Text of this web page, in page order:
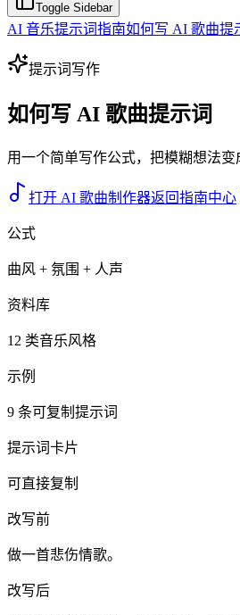
Toggle Sidebar
AI 音乐提示词指南如何写 AI 歌曲提
提示词写作
如何写 AI 歌曲提示词
用一个简单写作公式，把模糊想法
打开 AI 歌曲制作器返回指南中心
公式
曲风 + 氛围 + 人声
资料库
12 类音乐风格
示例
9 条可复制提示词
提示词卡片
可直接复制
改写前
做一首悲伤情歌。
改写后